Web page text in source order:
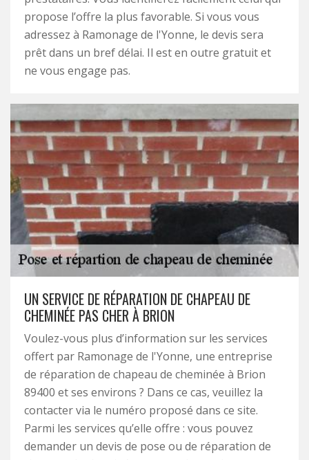
propose l’offre la plus favorable. Si vous vous
adressez à Ramonage de l'Yonne, le devis sera
prêt dans un bref délai. Il est en outre gratuit et
ne vous engage pas.
UN SERVICE DE RÉPARATION DE CHAPEAU DE
CHEMINÉE PAS CHER À BRION
Voulez-vous plus d’information sur les services
offert par Ramonage de l'Yonne, une entreprise
de réparation de chapeau de cheminée à Brion
89400 et ses environs ? Dans ce cas, veuillez la
contacter via le numéro proposé dans ce site.
Parmi les services qu’elle offre : vous pouvez
demander un devis de pose ou de réparation de